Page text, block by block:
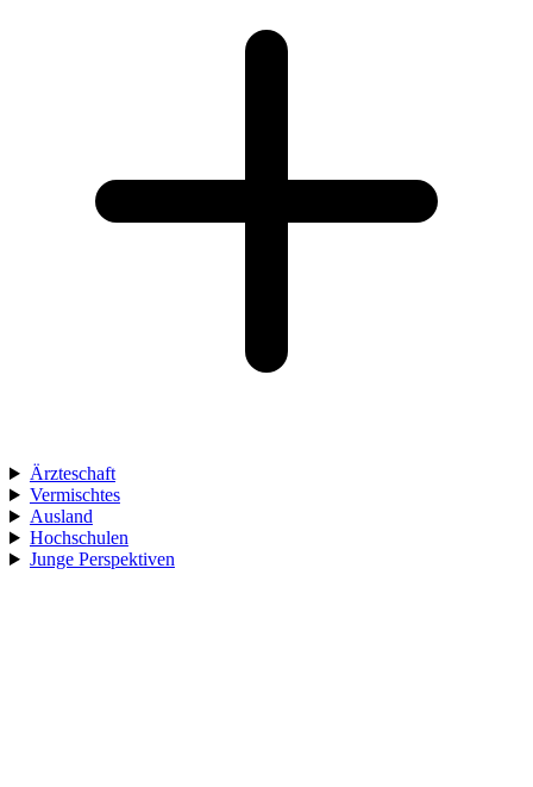
Ärzteschaft
Vermischtes
Ausland
Hochschulen
Junge Perspektiven